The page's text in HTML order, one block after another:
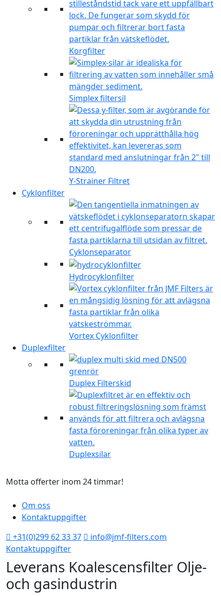
Korgfilter
Simplex filtersil
Y-Strainer Filtret
Cyklonfilter
Cyklonseparator
Hydrocyklonfilter
Vortex Cyklonfilter
Duplexfilter
Duplex Filterskid
Duplexsilar
Motta offerter inom 24 timmar!
Om oss
Kontaktuppgifter
+31(0)299 62 33 37
info@jmf-filters.com
Kontaktuppgifter
Leverans Koalescensfilter Olje-
och gasindustrin